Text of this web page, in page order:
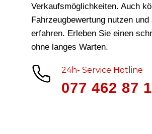
Verkaufsmöglichkeiten. Auch
Fahrzeugbewertung nutzen
erfahren. Erleben Sie einen
ohne langes Warten.
24h- Service Hotline
077 462 87